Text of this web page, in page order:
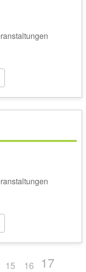
15 16 17